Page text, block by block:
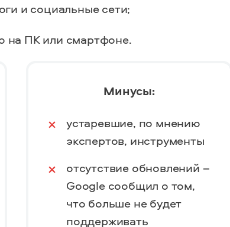
и социальные сети;
на ПК или смартфоне.
Минусы:
устаревшие, по мнению
экспертов, инструменты
отсутствие обновлений –
Google сообщил о том,
что больше не будет
поддерживать